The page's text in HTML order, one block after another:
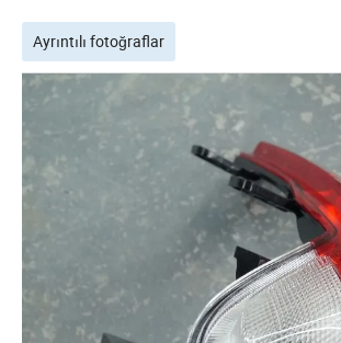
Ayrıntılı fotoğraflar